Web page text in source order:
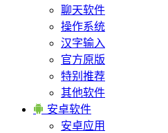
聊天软件
操作系统
汉字输入
官方原版
特别推荐
其他软件
 安卓软件
安卓应用